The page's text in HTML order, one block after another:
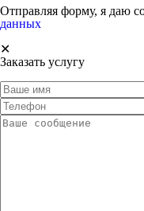
Отправляя форму, я даю
данных
✕
Заказать услугу